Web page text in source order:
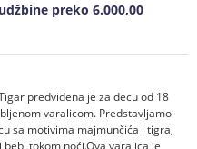
preko 6.000,00
predviđena je za decu od 18
varalicom. Predstavljamo
sa motivima majmunčića i tigra,
tokom noći.Ova varalica je